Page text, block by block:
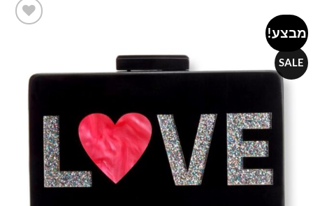
מבצע!
SALE